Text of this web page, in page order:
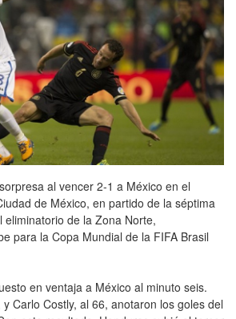
al vencer 2-1 a México en el
de México, en partido de la séptima
de la Zona Norte,
para la Copa Mundial de la FIFA Brasil
en ventaja a México al minuto seis.
Carlo Costly, al 66, anotaron los goles del